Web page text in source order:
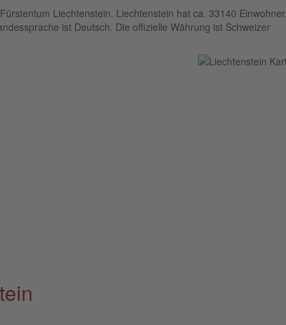
Liechtenstein. Liechtenstein hat ca. 33140 Einwohner.
ist Deutsch. Die offizielle Währung ist Schweizer